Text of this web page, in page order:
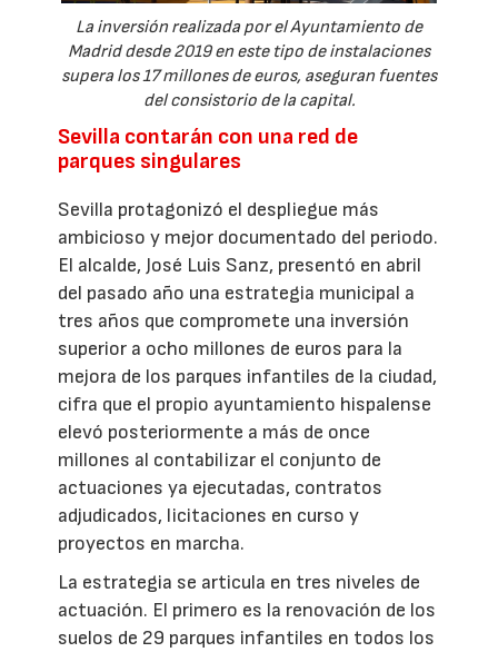
La inversión realizada por el Ayuntamiento de
Madrid desde 2019 en este tipo de instalaciones
supera los 17 millones de euros, aseguran fuentes
del consistorio de la capital.
Sevilla contarán con una red de
parques singulares
Sevilla protagonizó el despliegue más
ambicioso y mejor documentado del periodo.
El alcalde, José Luis Sanz, presentó en abril
del pasado año una estrategia municipal a
tres años que compromete una inversión
superior a ocho millones de euros para la
mejora de los parques infantiles de la ciudad,
cifra que el propio ayuntamiento hispalense
elevó posteriormente a más de once
millones al contabilizar el conjunto de
actuaciones ya ejecutadas, contratos
adjudicados, licitaciones en curso y
proyectos en marcha.
La estrategia se articula en tres niveles de
actuación. El primero es la renovación de los
suelos de 29 parques infantiles en todos los